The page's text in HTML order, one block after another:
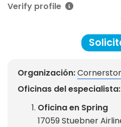
Verify profile
Organización:
Oficinas del especialista:
Oficina en Spring
17059 Stuebner